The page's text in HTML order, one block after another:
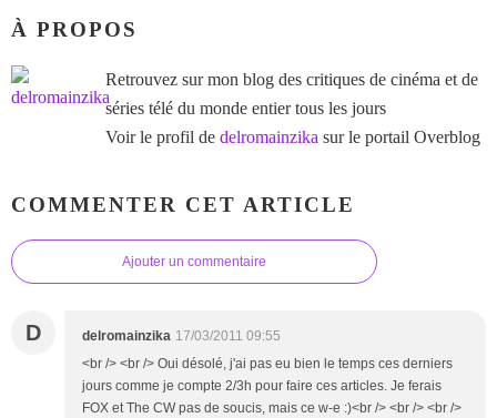
À PROPOS
Retrouvez sur mon blog des critiques de cinéma et de
séries télé du monde entier tous les jours
Voir le profil de delromainzika sur le portail Overblog
COMMENTER CET ARTICLE
Ajouter un commentaire
D delromainzika 17/03/2011 09:55
<br /> <br /> Oui désolé, j'ai pas eu bien le temps ces derniers
jours comme je compte 2/3h pour faire ces articles. Je ferais
FOX et The CW pas de soucis, mais ce w-e :)<br /> <br /> <br />